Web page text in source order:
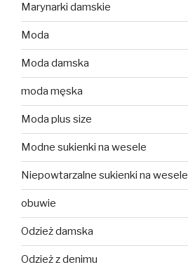
Marynarki damskie
Moda
Moda damska
moda męska
Moda plus size
Modne sukienki na wesele
Niepowtarzalne sukienki na wesele
obuwie
Odzież damska
Odzież z denimu